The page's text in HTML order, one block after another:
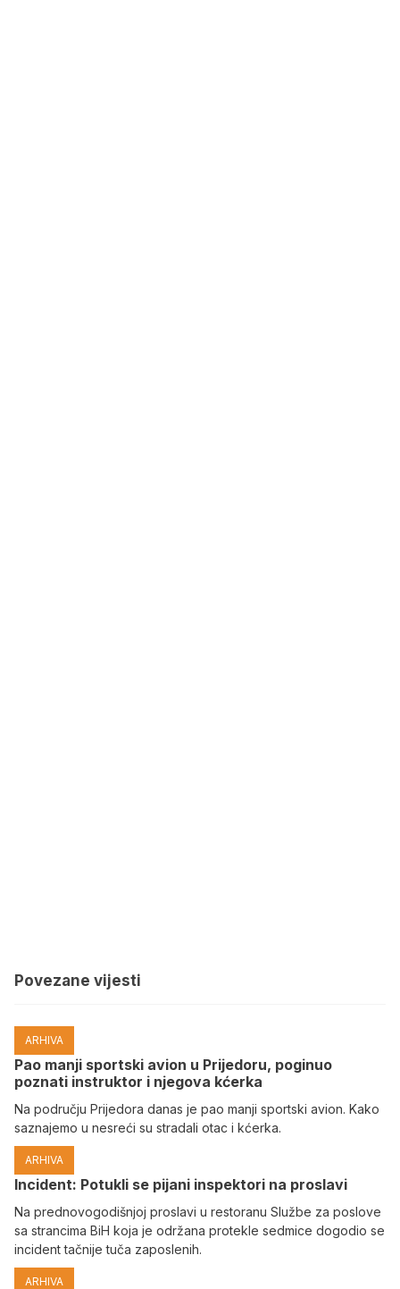
Povezane vijesti
ARHIVA
Pao manji sportski avion u Prijedoru, poginuo
poznati instruktor i njegova kćerka
Na području Prijedora danas je pao manji sportski avion. Kako
saznajemo u nesreći su stradali otac i kćerka.
ARHIVA
Incident: Potukli se pijani inspektori na proslavi
Na prednovogodišnjoj proslavi u restoranu Službe za poslove
sa strancima BiH koja je održana protekle sedmice dogodio se
incident tačnije tuča zaposlenih.
ARHIVA